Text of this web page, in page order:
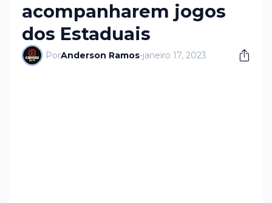
acompanharem jogos
dos Estaduais
PorAnderson Ramos-janeiro 17, 2023